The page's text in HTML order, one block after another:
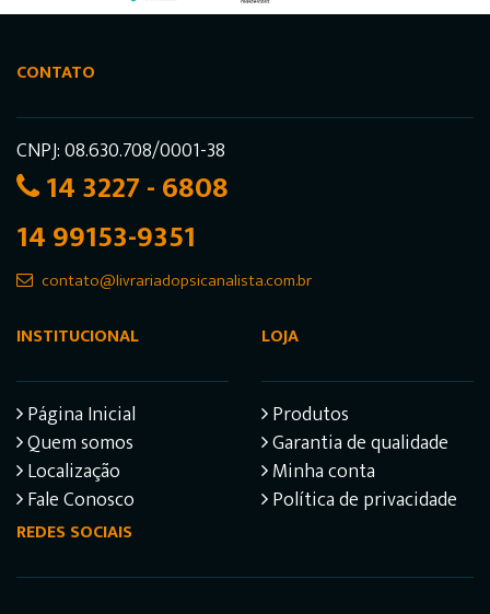
CONTATO
CNPJ: 08.630.708/0001-38
14 3227 - 6808
14 99153-9351
contato@livrariadopsicanalista.com.br
INSTITUCIONAL
Página Inicial
Quem somos
Localização
Fale Conosco
LOJA
Produtos
Garantia de qualidade
Minha conta
Política de privacidade
REDES SOCIAIS